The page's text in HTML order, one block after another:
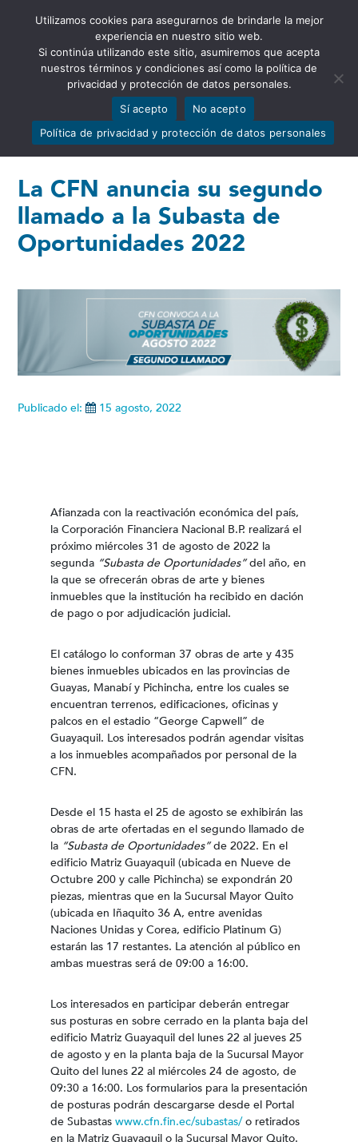
Abrir barra de herramientas
La CFN anuncia su segundo
llamado a la Subasta de
Oportunidades 2022
Publicado el: 15 agosto, 2022
Afianzada con la reactivación económica del país,
la Corporación Financiera Nacional B.P. realizará el
próximo miércoles 31 de agosto de 2022 la
segunda “Subasta de Oportunidades”del año, en
la que se ofrecerán obras de arte y bienes
inmuebles que la institución ha recibido en dación
de pago o por adjudicación judicial.
El catálogo lo conforman 37 obras de arte y 435
bienes inmuebles ubicados en las provincias de
Guayas, Manabí y Pichincha, entre los cuales se
encuentran terrenos, edificaciones, oficinas y
palcos en el estadio “George Capwell” de
Guayaquil. Los interesados podrán agendar visitas
a los inmuebles acompañados por personal de la
CFN.
Desde el 15 hasta el 25 de agosto se exhibirán las
obras de arte ofertadas en el segundo llamado de
la “Subasta de Oportunidades”de 2022. En el
edificio Matriz Guayaquil (ubicada en Nueve de
Octubre 200 y calle Pichincha) se expondrán 20
piezas, mientras que en la Sucursal Mayor Quito
(ubicada en Iñaquito 36 A, entre avenidas
Naciones Unidas y Corea, edificio Platinum G)
estarán las 17 restantes. La atención al público en
ambas muestras será de 09:00 a 16:00.
Los interesados en participar deberán entregar
sus posturas en sobre cerrado en la planta baja del
edificio Matriz Guayaquil del lunes 22 al jueves 25
de agosto y en la planta baja de la Sucursal Mayor
Quito del lunes 22 al miércoles 24 de agosto, de
09:30 a 16:00. Los formularios para la presentación
de posturas podrán descargarse desde el Portal
de Subastaswww.cfn.fin.ec/subastas/o retirados
en la Matriz Guayaquil o la Sucursal Mayor Quito.
Utilizamos cookies para asegurarnos de brindarle la mejor
experiencia en nuestro sitio web.
Si continúa utilizando este sitio, asumiremos que acepta
nuestros términos y condiciones así como la política de
privacidad y protección de datos personales.
Sí acepto
No acepto
Política de privacidad y protección de datos personales